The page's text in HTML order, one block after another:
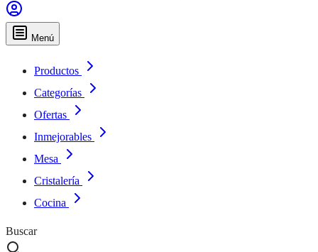
Menú
Productos
Categorías
Ofertas
Inmejorables
Mesa
Cristalería
Cocina
Buscar